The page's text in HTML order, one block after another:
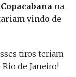
na
vindo de
tiros teriam
de Janeiro!